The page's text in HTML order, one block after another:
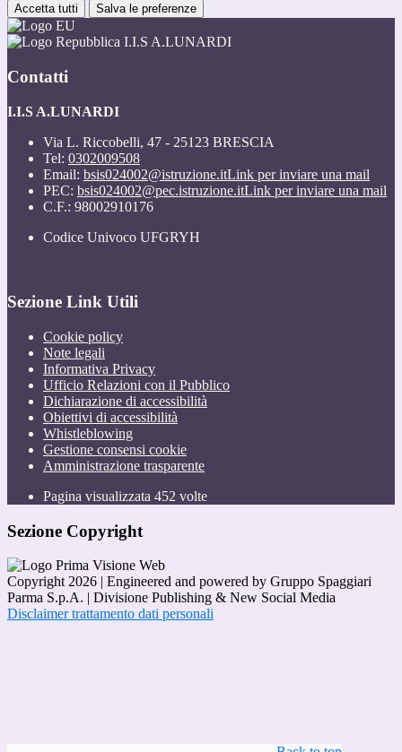
Accetta tutti Salva le preferenze
I.I.S A.LUNARDI
Contatti
I.I.S A.LUNARDI
Via L. Riccobelli, 47 - 25123 BRESCIA
Tel: 0302009508
Email: bsis024002@istruzione.itLink per inviare una mail
PEC: bsis024002@pec.istruzione.itLink per inviare una mail
C.F.: 98002910176
Codice Univoco UFGRYH
Sezione Link Utili
Cookie policy
Note legali
Informativa Privacy
Ufficio Relazioni con il Pubblico
Dichiarazione di accessibilità
Obiettivi di accessibilità
Whistleblowing
Gestione consensi cookie
Amministrazione trasparente
Pagina visualizzata 452 volte
Sezione Copyright
Copyright 2026 | Engineered and powered by Gruppo Spaggiari
Parma S.p.A. | Divisione Publishing & New Social Media
Disclaimer trattamento dati personali